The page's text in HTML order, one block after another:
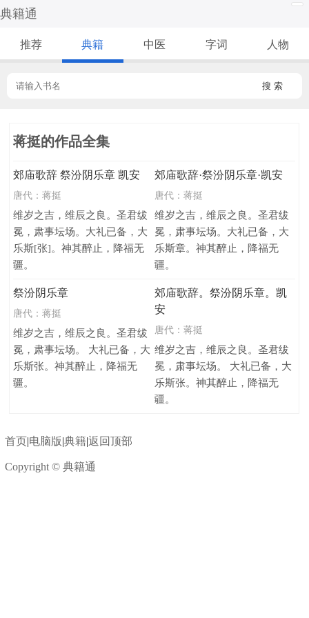
典籍通
推荐 典籍 中医 字词 人物
搜 索
蒋挺的作品全集
郊庙歌辞 祭汾阴乐章 凯安
唐代：蒋挺
维岁之吉，维辰之良。圣君绂
冕，肃事坛场。大礼已备，大
乐斯[张]。神其醉止，降福无
疆。
郊庙歌辞·祭汾阴乐章·凯安
唐代： 蒋挺
维岁之吉，维辰之良。圣君绂
冕，肃事坛场。大礼已备，大
乐斯章。神其醉止，降福无
疆。
祭汾阴乐章
唐代：蒋挺
维岁之吉，维辰之良。圣君绂
冕，肃事坛场。 大礼已备，大
乐斯张。神其醉止，降福无
疆。
郊庙歌辞。祭汾阴乐章。凯
安
唐代： 蒋挺
维岁之吉，维辰之良。圣君绂
冕，肃事坛场。 大礼已备，大
乐斯张。神其醉止，降福无
疆。
首页|电脑版|典籍|返回顶部
Copyright © 典籍通